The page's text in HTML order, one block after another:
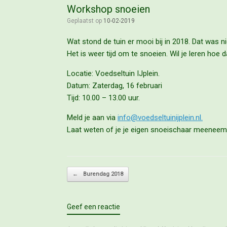
Workshop snoeien
Geplaatst op 10-02-2019
Wat stond de tuin er mooi bij in 2018. Dat was
Het is weer tijd om te snoeien. Wil je leren hoe
Locatie: Voedseltuin IJplein.
Datum: Zaterdag, 16 februari
Tijd: 10.00 – 13.00 uur.
Meld je aan via info@voedseltuinijplein.nl.
Laat weten of je je eigen snoeischaar
Bericht navigatie
← Burendag 2018
Geef een reactie